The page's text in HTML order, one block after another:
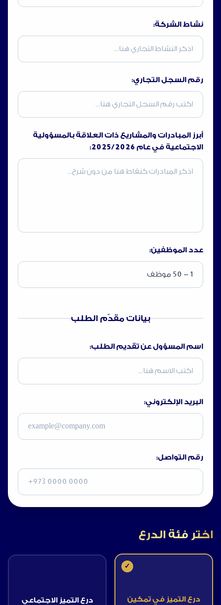
نشاط الشركة:
رقم السجل التجاري:
أبرز المبادرات والمشاريع ذات العلاقة بالمسؤولية
الاجتماعية في عام 2025/2026:
عدد الموظفين:
بيانات مقدّم الطلب
اسم المسؤول عن تقديم الطلب:
البريد الإلكتروني:
رقم التواصل:
اختر فئة الدرع
✓
درع التميز في تمكين
درع التميز الاجتماعي